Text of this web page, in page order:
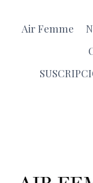
Air Femme